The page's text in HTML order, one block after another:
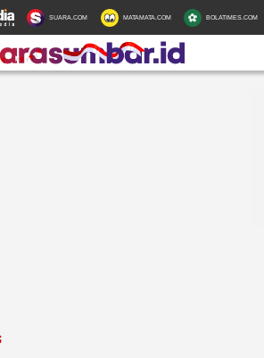
SUARA.COM MATAMATA.COM BOLATIMES.COM